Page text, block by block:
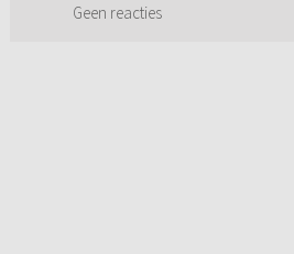
bronnen? Ik vraag me dit a...
Geen reacties